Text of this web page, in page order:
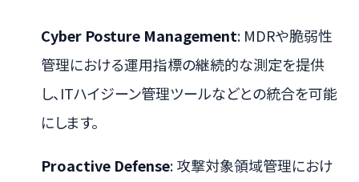
Cyber Posture Management: MDRや脆弱性
管理における運用指標の継続的な測定を提供
し、ITハイジーン管理ツールなどとの統合を可能
にします。
Proactive Defense: 攻撃対象領域管理におけ